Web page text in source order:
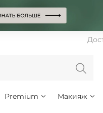
Premium Макияж